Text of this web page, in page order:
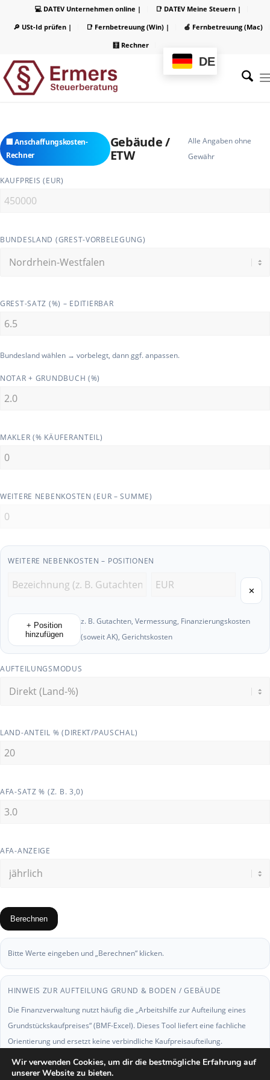
💻 DATEV Unternehmen online |
📑 DATEV Meine Steuern |
🔎 USt-Id prüfen |
📑 Fernbetreuung (Win) |
🍏 Fernbetreuung (Mac)
🧮 Rechner
DE
🏢 Anschaffungskosten-
Rechner
Gebäude /
ETW
Alle Angaben ohne
Gewähr
KAUFPREIS (EUR)
BUNDESLAND (GREST-VORBELEGUNG)
GREST-SATZ (%) – EDITIERBAR
Bundesland wählen → vorbelegt, dann ggf. anpassen.
NOTAR + GRUNDBUCH (%)
MAKLER (% KÄUFERANTEIL)
WEITERE NEBENKOSTEN (EUR – SUMME)
WEITERE NEBENKOSTEN – POSITIONEN
✕
+ Position
hinzufügen
z. B. Gutachten, Vermessung, Finanzierungskosten
(soweit AK), Gerichtskosten
AUFTEILUNGSMODUS
LAND-ANTEIL % (DIREKT/PAUSCHAL)
AFA-SATZ % (Z. B. 3,0)
AFA-ANZEIGE
Berechnen
Bitte Werte eingeben und „Berechnen“ klicken.
HINWEIS ZUR AUFTEILUNG GRUND & BODEN / GEBÄUDE
Die Finanzverwaltung nutzt häufig die „Arbeitshilfe zur Aufteilung eines
Grundstückskaufpreises“ (BMF-Excel). Dieses Tool liefert eine fachliche
Orientierung und ersetzt keine verbindliche Kaufpreisaufteilung.
Wir verwenden Cookies, um dir die bestmögliche Erfahrung auf
unserer Website zu bieten.